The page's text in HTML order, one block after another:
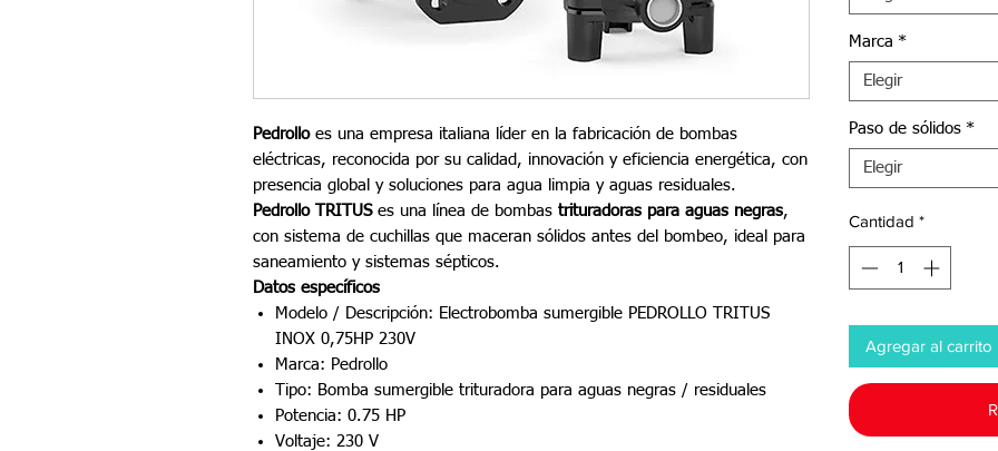
Pedrolloes una empresa italiana líder en la fabricación de bombas
eléctricas, reconocida por su calidad, innovación y eficiencia energética, con
presencia global y soluciones para agua limpia y aguas residuales.
Pedrollo TRITUSes una línea de bombas trituradoras para aguas negras,
con sistema de cuchillas que maceran sólidos antes del bombeo, ideal para
saneamiento y sistemas sépticos.
Datos específicos
Modelo / Descripción: Electrobomba sumergible PEDROLLO TRITUS
INOX 0,75HP 230V
Marca: Pedrollo
Tipo: Bomba sumergible trituradora para aguas negras / residuales
Potencia: 0.75 HP
Voltaje: 230 V
Marca *
Elegir
Paso de sólidos *
Elegir
Cantidad *
Agregar al carrito